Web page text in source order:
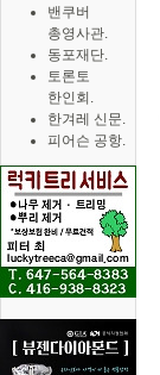
밴쿠버
총영사관.
동포재단.
토론토
한인회.
한겨레 신문.
피어슨 공항.